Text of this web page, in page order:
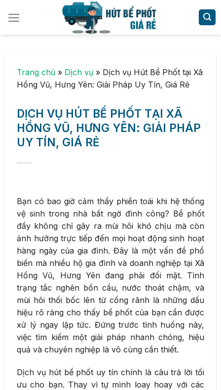
Trang chủ » Dịch vụ » Dịch vụ Hút Bể Phốt tại Xã
Hồng Vũ, Hưng Yên: Giải Pháp Uy Tín, Giá Rẻ
DỊCH VỤ HÚT BỂ PHỐT TẠI XÃ
HỒNG VŨ, HƯNG YÊN: GIẢI PHÁP
UY TÍN, GIÁ RẺ
Bạn có bao giờ cảm thấy phiền toái khi hệ thống
vệ sinh trong nhà bất ngờ đình công? Bể phốt
đầy không chỉ gây ra mùi hôi khó chịu mà còn
ảnh hưởng trực tiếp đến mọi hoạt động sinh hoạt
hàng ngày của gia đình. Đây là một vấn đề phổ
biến mà nhiều hộ gia đình và doanh nghiệp tại Xã
Hồng Vũ, Hưng Yên đang phải đối mặt. Tình
trạng tắc nghẽn bồn cầu, nước thoát chậm, và
mùi hôi thối bốc lên từ cống rãnh là những dấu
hiệu rõ ràng cho thấy bể phốt của bạn cần được
xử lý ngay lập tức. Đứng trước tình huống này,
việc tìm kiếm một giải pháp nhanh chóng, hiệu
quả và chuyên nghiệp là vô cùng cần thiết.
Dịch vụ hút bể phốt uy tín chính là câu trả lời tối
ưu cho bạn. Thay vì tự mình loay hoay với các